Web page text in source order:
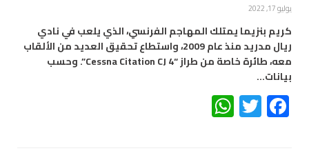
يوليو 17, 2022
كريم بنزيما يمتلك المهاجم الفرنسي، الذي يلعب في نادي
ريال مدريد منذ عام 2009، واستطاع تحقيق العديد من الألقاب
معه، طائرة خاصة من طراز “Cessna Citation CJ 4”. وحسب
بيانات…
Facebook
Twitter